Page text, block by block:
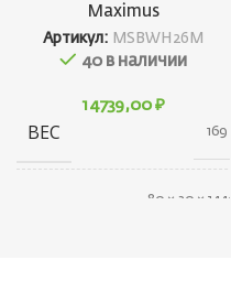
Maximus
Артикул: MSBWH26M
40 в наличии
14739,00 ₽
ВЕС 169 г
80 × 30 × 1440